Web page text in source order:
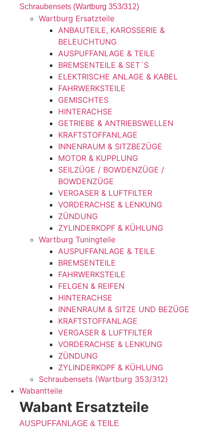
Schraubensets (Wartburg 353/312)
Wartburg Ersatzteile
ANBAUTEILE, KAROSSERIE &
BELEUCHTUNG
AUSPUFFANLAGE & TEILE
BREMSENTEILE & SET´S
ELEKTRISCHE ANLAGE & KABEL
FAHRWERKSTEILE
GEMISCHTES
HINTERACHSE
GETRIEBE & ANTRIEBSWELLEN
KRAFTSTOFFANLAGE
INNENRAUM & SITZBEZÜGE
MOTOR & KUPPLUNG
SEILZÜGE / BOWDENZÜGE /
BOWDENZÜGE
VERGASER & LUFTFILTER
VORDERACHSE & LENKUNG
ZÜNDUNG
ZYLINDERKOPF & KÜHLUNG
Wartburg Tuningteile
AUSPUFFANLAGE & TEILE
BREMSENTEILE
FAHRWERKSTEILE
FELGEN & REIFEN
HINTERACHSE
INNENRAUM & SITZE UND BEZÜGE
KRAFTSTOFFANLAGE
VERGASER & LUFTFILTER
VORDERACHSE & LENKUNG
ZÜNDUNG
ZYLINDERKOPF & KÜHLUNG
Schraubensets (Wartburg 353/312)
Wabantteile
Wabant Ersatzteile
AUSPUFFANLAGE & TEILE